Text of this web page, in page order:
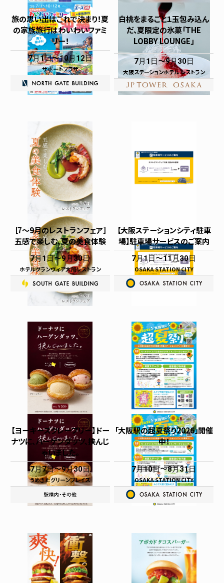
旅の思い出はこれで決まり！夏
の家族旅行はわいわいファミ
リー！
7月1日 10月12日
サポートプラザ
白桃をまるごと１玉包み込ん
だ、夏限定の氷菓「THE
LOBBY LOUNGE」
7月1日 9月30日
大阪ステーションホテル レストラン
［7～9月のレストランフェア］
五感で楽しむ、夏の美食体験
7月1日 9月30日
ホテルグランヴィア大阪レストラン
【大阪ステーションシティ駐車
場】駐車場サービスのご案内
7月1日 11月30日
OSAKA STATION CITY
【ヨーキーズクレープリー】ドー
ナツに、ハーゲンダッツ、挟んじ
ゃいました。
7月7日 9月30日
うめきたグリーンプレイス
「大阪駅の超夏祭り2026」開催
中！
7月10日 8月31日
OSAKA STATION CITY